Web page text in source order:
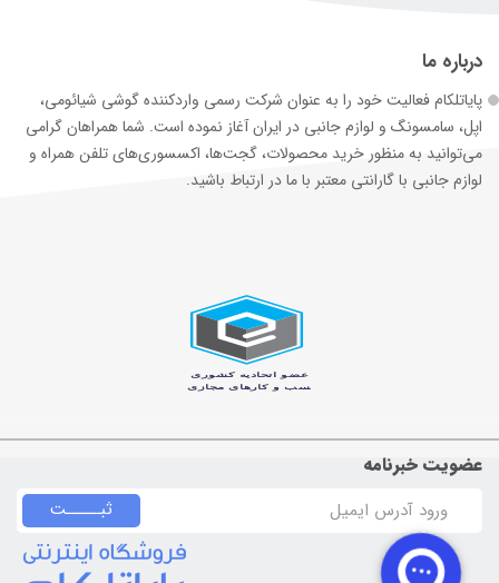
درباره ما
پایاتلکام فعالیت خود را به عنوان شرکت رسمی وارد‌کننده گوشی شیائومی،
اپل، سامسونگ و لوازم جانبی در ایران آغاز نموده است. شما همراهان گرامی
می‌توانید به منظور خرید محصولات، گجت‌ها، اکسسوری‌های تلفن همراه و
لوازم جانبی با گارانتی معتبر با ما در ارتباط باشید.
عضویت خبرنامه
ثبـــــت